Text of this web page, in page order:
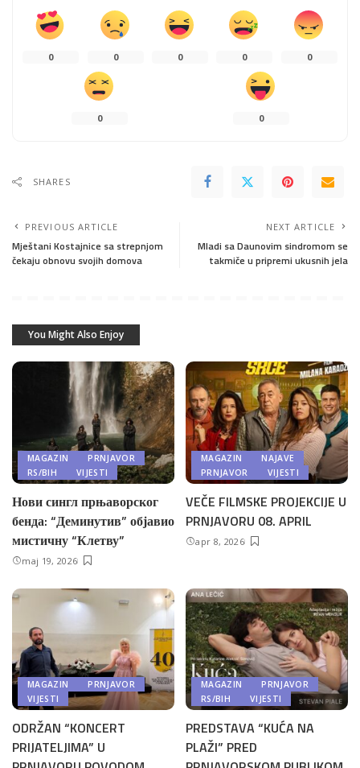
0 0 0 0 0
0 0
SHARES
PREVIOUS ARTICLE
Mještani Kostajnice sa strepnjom
čekaju obnovu svojih domova
NEXT ARTICLE
Mladi sa Daunovim sindromom se
takmiče u pripremi ukusnih jela
You Might Also Enjoy
MAGAZIN
PRNJAVOR
RS/BIH
VIJESTI
Нови сингл прњаворског
бенда: “Деминутив” објавио
мистичну “Клетву”
maj 19, 2026
MAGAZIN
NAJAVE
PRNJAVOR
VIJESTI
VEČE FILMSKE PROJEKCIJE U
PRNJAVORU 08. APRIL
apr 8, 2026
MAGAZIN
PRNJAVOR
VIJESTI
ODRŽAN “KONCERT
PRIJATELJIMA” U
MAGAZIN
PRNJAVOR
RS/BIH
VIJESTI
PREDSTAVA “KUĆA NA
PLAŽI” PRED